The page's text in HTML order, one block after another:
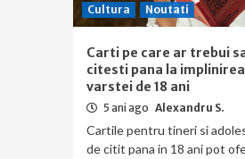
Cultura Noutati
Carti pe care ar trebui
citesti pana la implinirea
varstei de 18 ani
5 ani ago Alexandru S.
Cartile pentru tineri si
de citit pana in 18 ani pot